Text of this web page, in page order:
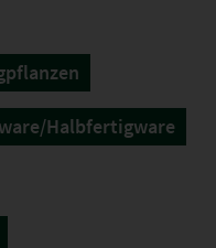
Halbfertigware